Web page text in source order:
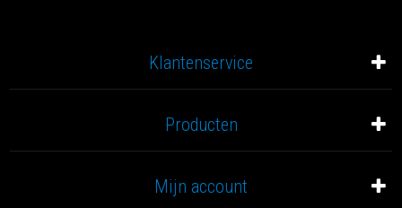
Klantenservice
Producten
Mijn account